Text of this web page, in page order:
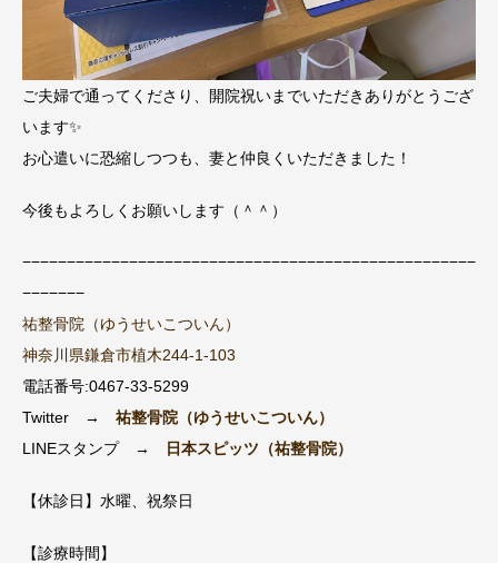
ご夫婦で通ってくださり、開院祝いまでいただきありがとうござ
います✨
お心遣いに恐縮しつつも、妻と仲良くいただきました！
今後もよろしくお願いします（＾＾）
−−−−−−−−−−−−−−−−−−−−−−−−−−−−−−−−−−−−−−−−−−−−−−−−−−−
−−−−−−−
祐整骨院（ゆうせいこついん）
神奈川県鎌倉市植木244-1-103
電話番号:0467-33-5299
Twitter → 祐整骨院（ゆうせいこついん）
LINEスタンプ →
日本スピッツ（祐整骨院）
【休診日】水曜、祝祭日
【診療時間】